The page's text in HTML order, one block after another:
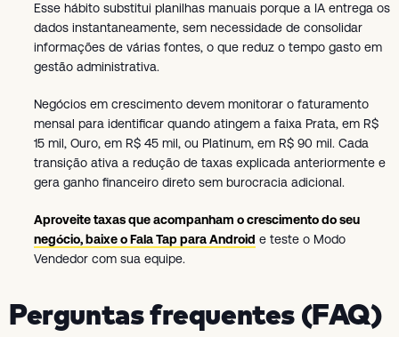
Esse hábito substitui planilhas manuais porque a IA entrega os
dados instantaneamente, sem necessidade de consolidar
informações de várias fontes, o que reduz o tempo gasto em
gestão administrativa.
Negócios em crescimento devem monitorar o faturamento
mensal para identificar quando atingem a faixa Prata, em R$
15 mil, Ouro, em R$ 45 mil, ou Platinum, em R$ 90 mil. Cada
transição ativa a redução de taxas explicada anteriormente e
gera ganho financeiro direto sem burocracia adicional.
Aproveite taxas que acompanham o crescimento do seu
negócio, baixe o Fala Tap para Android e teste o Modo
Vendedor com sua equipe.
Perguntas frequentes (FAQ)